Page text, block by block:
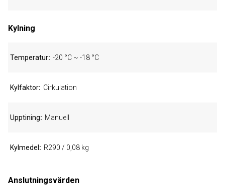
Kylning
Temperatur -20 °C ~ -18 °C
Kylfaktor Cirkulation
Upptining Manuell
Kylmedel R290 / 0,08 kg
Anslutningsvärden